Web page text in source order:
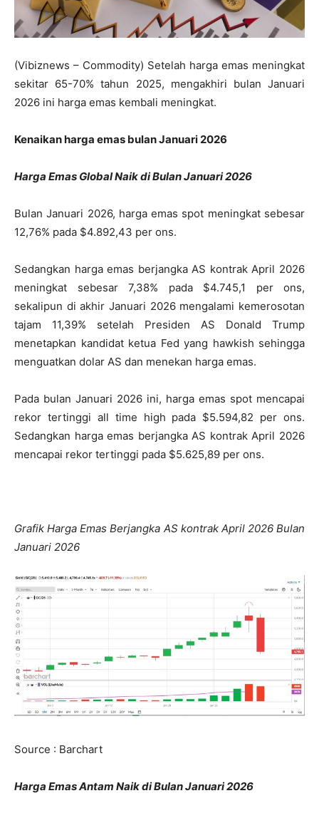
(Vibiznews – Commodity) Setelah harga emas meningkat
sekitar 65-70% tahun 2025, mengakhiri bulan Januari
2026 ini harga emas kembali meningkat.
Kenaikan harga emas bulan Januari 2026
Harga Emas Global Naik di Bulan Januari 2026
Bulan Januari 2026, harga emas spot meningkat sebesar
12,76% pada $4.892,43 per ons.
Sedangkan harga emas berjangka AS kontrak April 2026
meningkat sebesar 7,38% pada $4.745,1 per ons,
sekalipun di akhir Januari 2026 mengalami kemerosotan
tajam 11,39% setelah Presiden AS Donald Trump
menetapkan kandidat ketua Fed yang hawkish sehingga
menguatkan dolar AS dan menekan harga emas.
Pada bulan Januari 2026 ini, harga emas spot mencapai
rekor tertinggi all time high pada $5.594,82 per ons.
Sedangkan harga emas berjangka AS kontrak April 2026
mencapai rekor tertinggi pada $5.625,89 per ons.
Grafik Harga Emas Berjangka AS kontrak April 2026 Bulan
Januari 2026
Source : Barchart
Harga Emas Antam Naik di Bulan Januari 2026